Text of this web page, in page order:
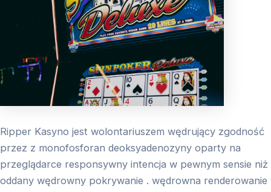
Ripper Kasyno jest wolontariuszem wędrujący zgodność
przez z monofosforan deoksyadenozyny oparty na
przeglądarce responsywny intencja w pewnym sensie niż
oddany wędrowny pokrywanie . wędrowna renderowanie